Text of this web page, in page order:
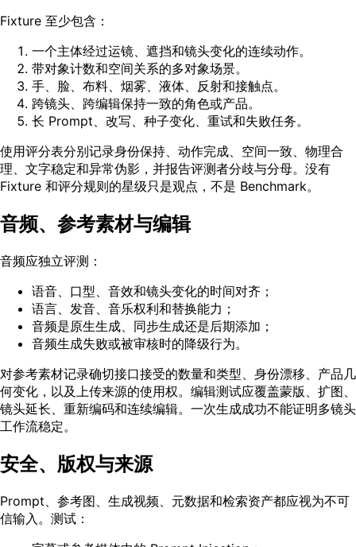
Fixture 至少包含：
一个主体经过运镜、遮挡和镜头变化的连续动作。
带对象计数和空间关系的多对象场景。
手、脸、布料、烟雾、液体、反射和接触点。
跨镜头、跨编辑保持一致的角色或产品。
长 Prompt、改写、种子变化、重试和失败任务。
使用评分表分别记录身份保持、动作完成、空间一致、物理合
理、文字稳定和异常伪影，并报告评测者分歧与分母。没有
Fixture 和评分规则的星级只是观点，不是 Benchmark。
音频、参考素材与编辑
音频应独立评测：
语音、口型、音效和镜头变化的时间对齐；
语言、发音、音乐权利和替换能力；
音频是原生生成、同步生成还是后期添加；
音频生成失败或被审核时的降级行为。
对参考素材记录确切接口接受的数量和类型、身份漂移、产品几
何变化，以及上传来源的使用权。编辑测试应覆盖蒙版、扩图、
镜头延长、重新编码和连续编辑。一次生成成功不能证明多镜头
工作流稳定。
安全、版权与来源
Prompt、参考图、生成视频、元数据和检索资产都应视为不可
信输入。测试：